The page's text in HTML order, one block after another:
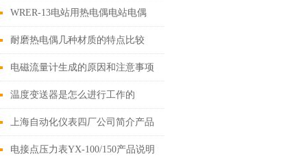
以及新增温度变送器新技巧
WRER-13电站用热电偶电站电偶
耐磨热电偶几种材质的特点比较
电磁流量计生成的原因和注意事项
温度变送器是怎么进行工作的
上海自动化仪表四厂公司简介产品
大全
电接点压力表YX-100/150产品说明